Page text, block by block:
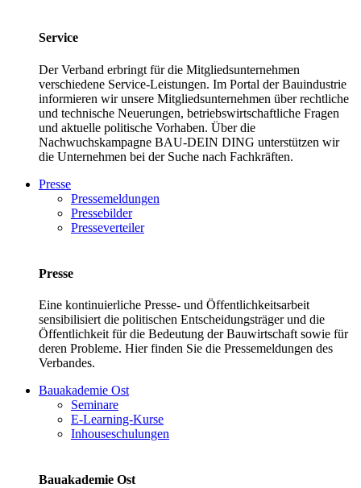
Service
Der Verband erbringt für die Mitgliedsunternehmen
verschiedene Service-Leistungen. Im Portal der Bauindustrie
informieren wir unsere Mitgliedsunternehmen über rechtliche
und technische Neuerungen, betriebswirtschaftliche Fragen
und aktuelle politische Vorhaben. Über die
Nachwuchskampagne BAU-DEIN DING unterstützen wir
die Unternehmen bei der Suche nach Fachkräften.
Presse
Pressemeldungen
Pressebilder
Presseverteiler
Presse
Eine kontinuierliche Presse- und Öffentlichkeitsarbeit
sensibilisiert die politischen Entscheidungsträger und die
Öffentlichkeit für die Bedeutung der Bauwirtschaft sowie für
deren Probleme. Hier finden Sie die Pressemeldungen des
Verbandes.
Bauakademie Ost
Seminare
E-Learning-Kurse
Inhouseschulungen
Bauakademie Ost